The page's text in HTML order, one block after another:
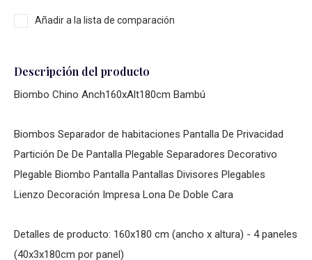
Añadir a la lista de comparación
Descripción del producto
Biombo Chino Anch160xAlt180cm Bambú
Biombos Separador de habitaciones Pantalla De Privacidad
Partición De De Pantalla Plegable Separadores Decorativo
Plegable Biombo Pantalla Pantallas Divisores Plegables
Lienzo Decoración Impresa Lona De Doble Cara
Detalles de producto: 160x180 cm (ancho x altura) - 4 paneles
(40x3x180cm por panel)